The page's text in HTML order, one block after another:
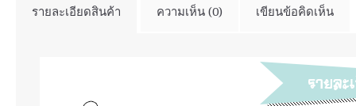
รายละเอียดสินค้า ความเห็น (0) เขียนข้อคิดเห็น